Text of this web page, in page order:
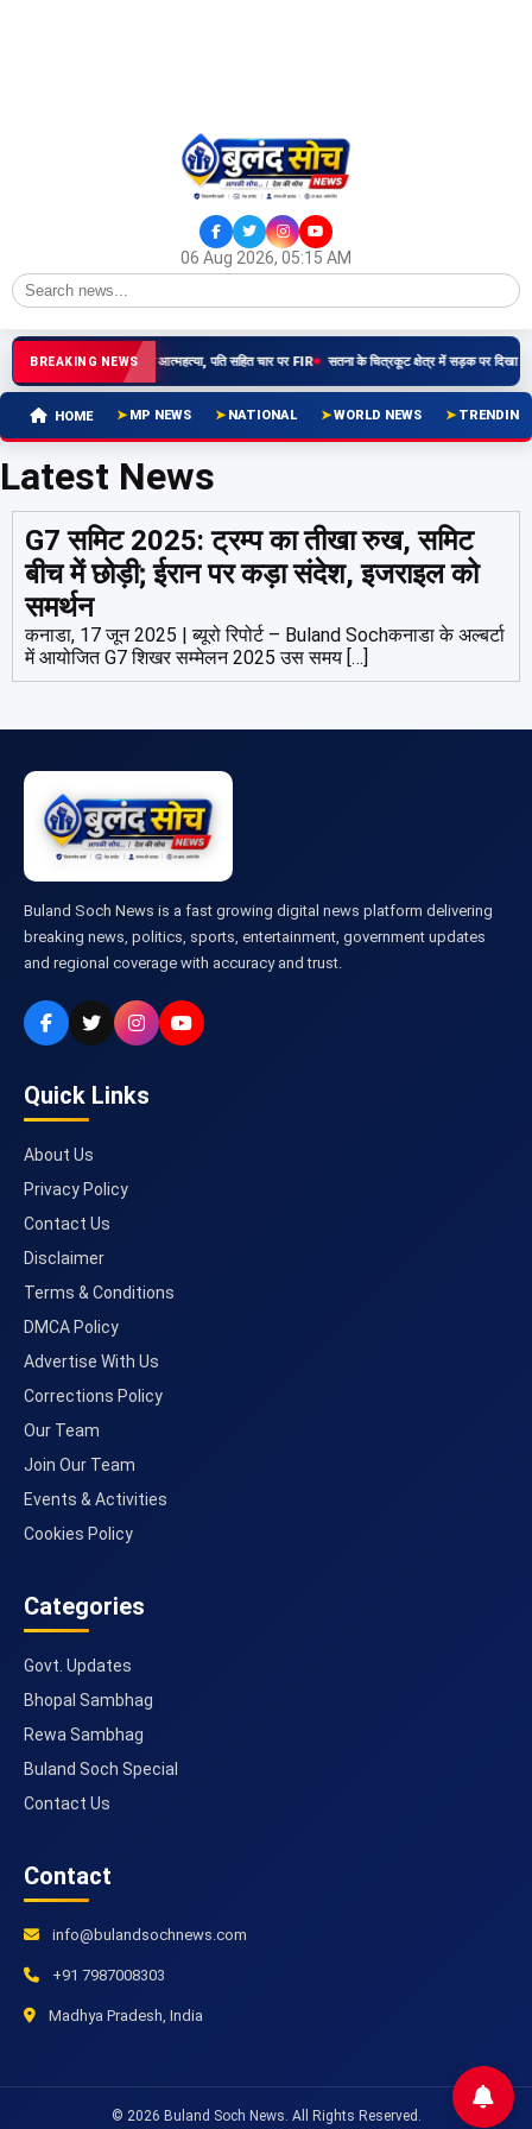
06 Aug 2026, 05:15 AM
BREAKING NEWS
दहेज प्रताड़ना से नवविवाहिता की आत्महत्या, पति सहित चार पर FIR सतना के चित्रकूट क्षेत्र में सड़क पर दिखा
HOME MP NEWS NATIONAL WORLD NEWS TRENDING
Latest News
G7 समिट 2025: ट्रम्प का तीखा रुख, समिट
बीच में छोड़ी; ईरान पर कड़ा संदेश, इजराइल को
समर्थन
कनाडा, 17 जून 2025 | ब्यूरो रिपोर्ट – Buland Sochकनाडा के अल्बर्टा
में आयोजित G7 शिखर सम्मेलन 2025 उस समय […]
Buland Soch News is a fast growing digital news platform delivering
breaking news, politics, sports, entertainment, government updates
and regional coverage with accuracy and trust.
Quick Links
About Us
Privacy Policy
Contact Us
Disclaimer
Terms & Conditions
DMCA Policy
Advertise With Us
Corrections Policy
Our Team
Join Our Team
Events & Activities
Cookies Policy
Categories
Govt. Updates
Bhopal Sambhag
Rewa Sambhag
Buland Soch Special
Contact Us
Contact
info@bulandsochnews.com
+91 7987008303
Madhya Pradesh, India
© 2026 Buland Soch News. All Rights Reserved.